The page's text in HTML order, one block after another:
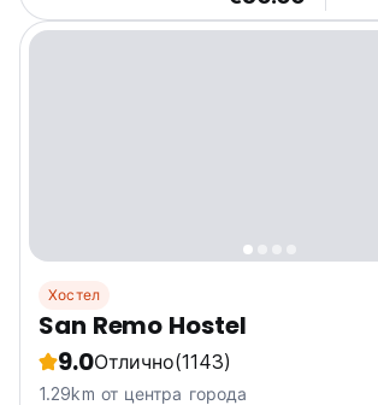
Хостел
San Remo Hostel
9.0Отлично(1143)
1.29km от центра города